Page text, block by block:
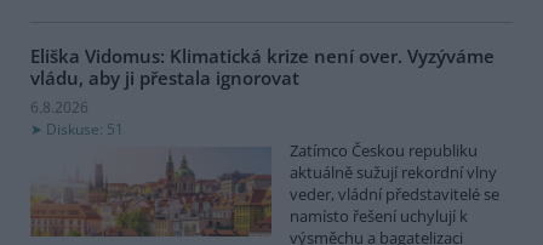
Eliška Vidomus: Klimatická krize není over. Vyzýváme
vládu, aby ji přestala ignorovat
6.8.2026
Diskuse: 51
Zatímco Českou republiku
aktuálně sužují rekordní vlny
veder, vládní představitelé se
namísto řešení uchylují k
výsměchu a bagatelizaci